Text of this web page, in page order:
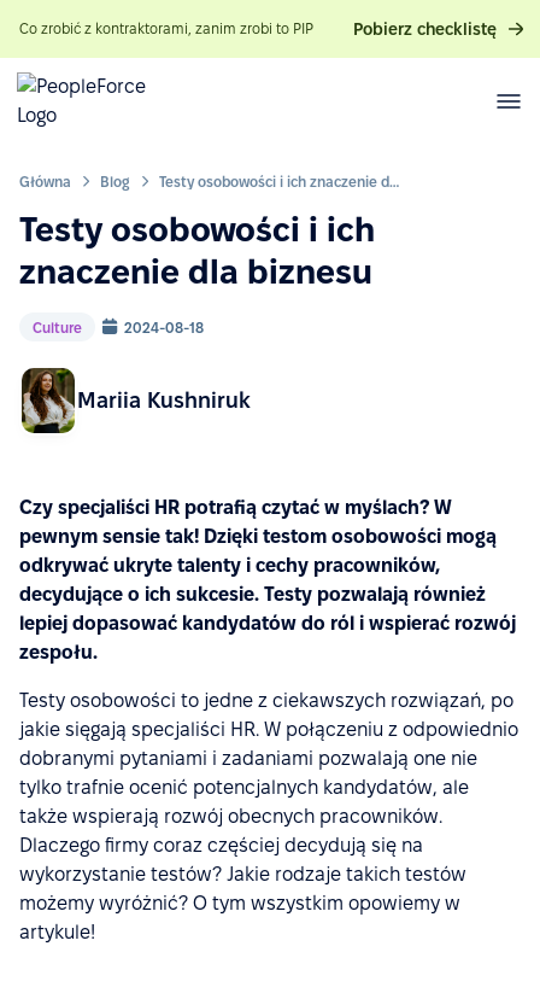
Co zrobić z kontraktorami, zanim zrobi to PIP Pobierz checklistę
Główna Blog Testy osobowości i ich znaczenie dla biznesu
Testy osobowości i ich
znaczenie dla biznesu
Culture 2024-08-18
Mariia Kushniruk
Czy specjaliści HR potrafią czytać w myślach? W
pewnym sensie tak! Dzięki testom osobowości mogą
odkrywać ukryte talenty i cechy pracowników,
decydujące o ich sukcesie. Testy pozwalają również
lepiej dopasować kandydatów do ról i wspierać rozwój
zespołu.
Testy osobowości to jedne z ciekawszych rozwiązań, po
jakie sięgają specjaliści HR. W połączeniu z odpowiednio
dobranymi pytaniami i zadaniami pozwalają one nie
tylko trafnie ocenić potencjalnych kandydatów, ale
także wspierają rozwój obecnych pracowników.
Dlaczego firmy coraz częściej decydują się na
wykorzystanie testów? Jakie rodzaje takich testów
możemy wyróżnić? O tym wszystkim opowiemy w
artykule!